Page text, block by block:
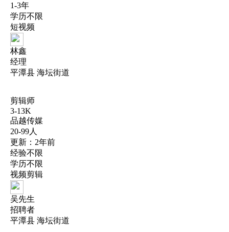
1-3年
学历不限
短视频
林鑫
经理
平潭县 海坛街道
剪辑师
3-13K
品越传媒
20-99人
更新：2年前
经验不限
学历不限
视频剪辑
吴先生
招聘者
平潭县 海坛街道